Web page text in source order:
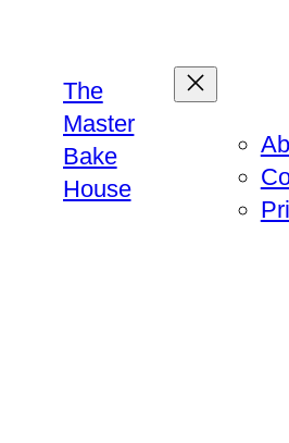
The
Master
Bake
House